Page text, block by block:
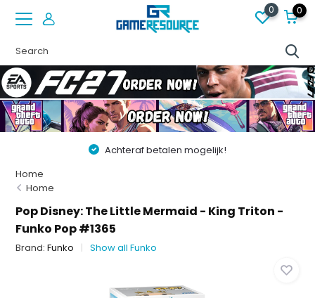
0 0
Achteraf betalen mogelijk!
Home
Home
Pop Disney: The Little Mermaid - King Triton -
Funko Pop #1365
Brand:Funko Show all Funko